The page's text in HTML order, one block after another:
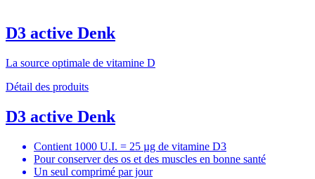
D3 active Denk
La source optimale de vitamine D
Détail des produits
D3 active Denk
Contient 1000 U.I. = 25 µg de vitamine D3
Pour conserver des os et des muscles en bonne santé
Un seul comprimé par jour